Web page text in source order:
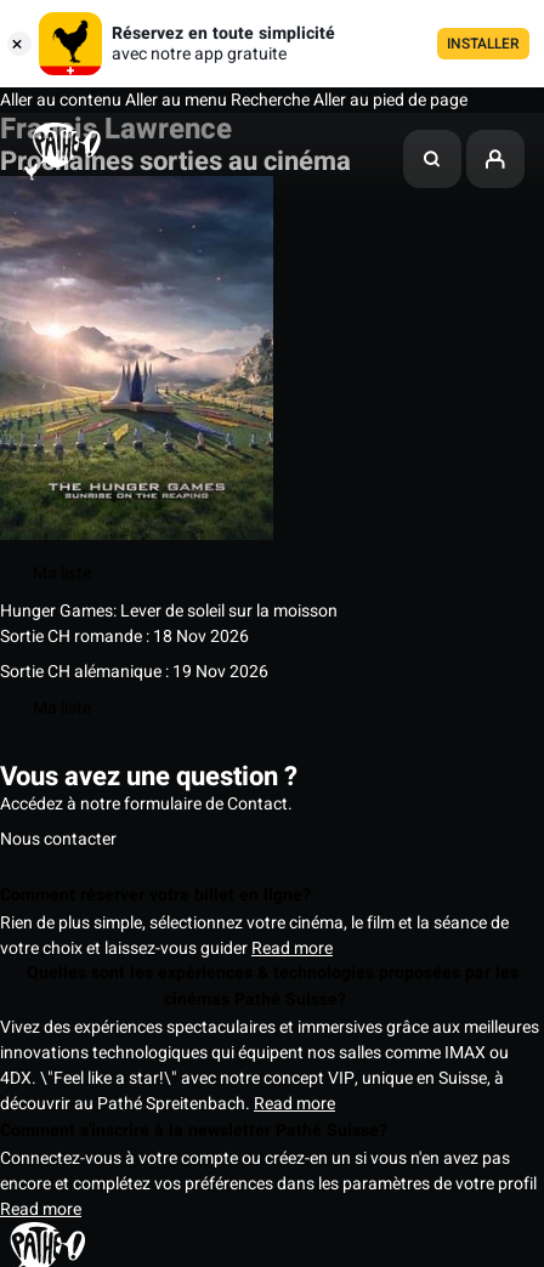
Réservez en toute simplicité
avec notre app gratuite
INSTALLER
Aller au contenuAller au menu RechercheAller au pied de page
Francis Lawrence
Prochaines sorties au cinéma
Hunger Games: Lever de soleil sur la moisson
Sortie CH romande : 18 Nov 2026
Sortie CH alémanique : 19 Nov 2026
Vous avez une question ?
Accédez à notre formulaire de Contact.
Nous contacter
Rien de plus simple, sélectionnez votre cinéma, le film et la séance de
votre choix et laissez-vous guiderRead more
Vivez des expériences spectaculaires et immersives grâce aux meilleures
innovations technologiques qui équipent nos salles comme IMAX ou
4DX. \"Feel like a star!\" avec notre concept VIP, unique en Suisse, à
découvrir au Pathé Spreitenbach. Read more
Connectez-vous à votre compte ou créez-en un si vous n'en avez pas
encore et complétez vos préférences dans les paramètres de votre profil
Read more